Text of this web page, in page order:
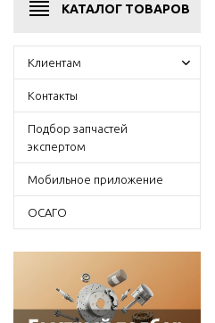
КАТАЛОГ ТОВАРОВ
Клиентам
Контакты
Подбор запчастей
экспертом
Мобильное приложение
ОСАГО